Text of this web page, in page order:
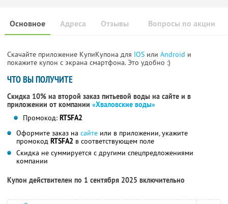
Основное Отзывы Вопросы по акции
Адреса
Скачайте приложение КупиКупона для IOS или Android и
покажите купон с экрана смартфона. Это удобно :)
ЧТО ВЫ ПОЛУЧИТЕ
Скидка 10% на второй заказ питьевой воды на сайте и в
приложении от компании «Хваловские воды»
Промокод: RTSFA2
Оформите заказ на сайте или в приложении, укажите
промокод RTSFA2 в соответствующем поле
Скидка не суммируется с другими спецпредложениями
компании
Купон действителен по 1 сентября 2025 включительно